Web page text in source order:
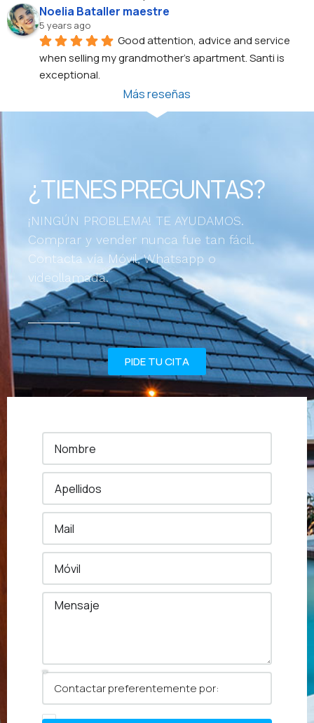
Noelia Bataller maestre
5 years ago
Good attention, advice and service
when selling my grandmother's apartment. Santi is
exceptional.
Más reseñas
¿TIENES PREGUNTAS?
¡NINGÚN PROBLEMA! TE AYUDAMOS.
Comprar y vender nunca fue tan fácil.
Contacta vía Móvil, Whatsapp o
videollamada.
PIDE TU CITA